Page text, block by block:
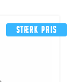
Stærk pris